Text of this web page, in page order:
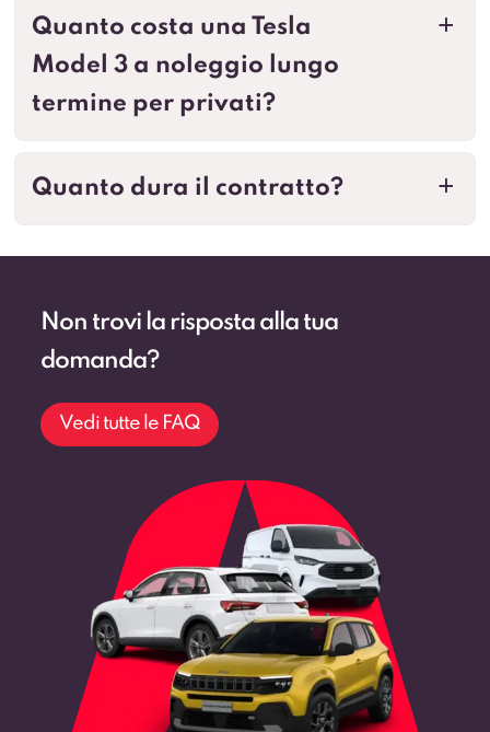
a
Quanto costa una Tesla
Model 3 a noleggio lungo
termine per privati?
a
Quanto dura il contratto?
Non trovi la risposta alla tua
domanda?
Vedi tutte le FAQ